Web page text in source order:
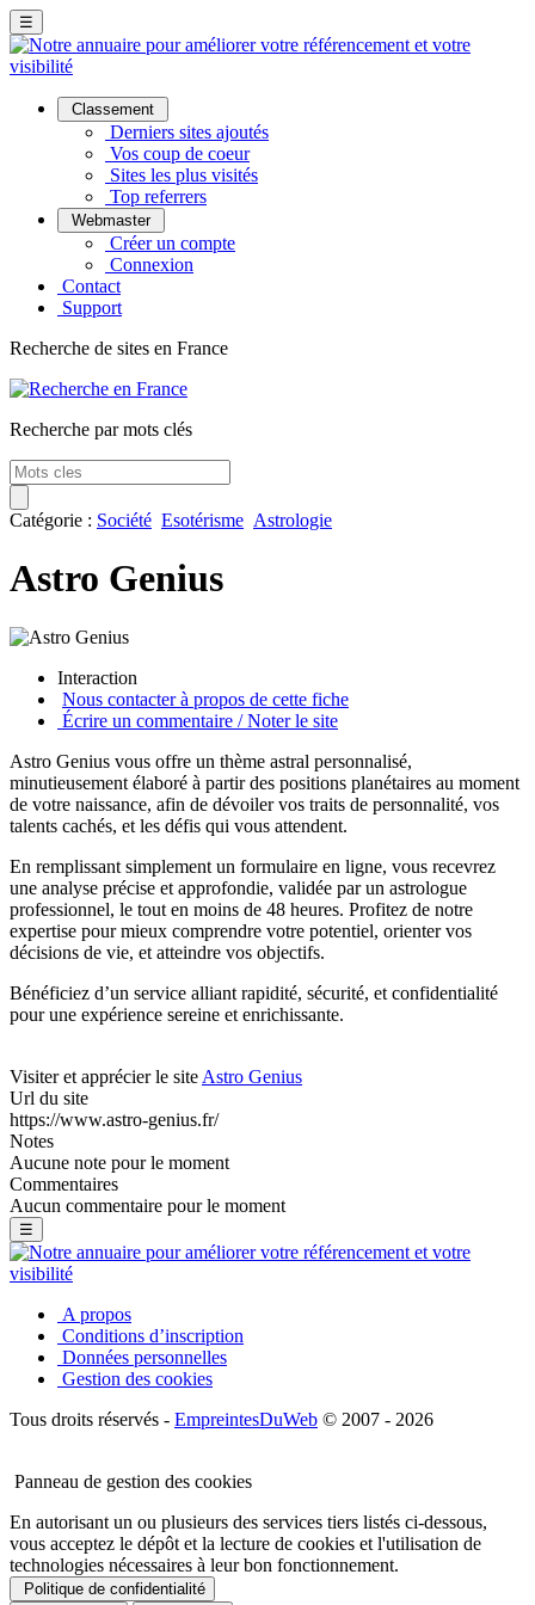
☰
Classement
Derniers sites ajoutés
Vos coup de coeur
Sites les plus visités
Top referrers
Webmaster
Créer un compte
Connexion
Contact
Support
Recherche de sites en France
Recherche par mots clés
Catégorie : Société Esotérisme Astrologie
Astro Genius
Interaction
Nous contacter à propos de cette fiche
Écrire un commentaire / Noter le site
Astro Genius vous offre un thème astral personnalisé,
minutieusement élaboré à partir des positions planétaires au moment
de votre naissance, afin de dévoiler vos traits de personnalité, vos
talents cachés, et les défis qui vous attendent.
En remplissant simplement un formulaire en ligne, vous recevrez
une analyse précise et approfondie, validée par un astrologue
professionnel, le tout en moins de 48 heures. Profitez de notre
expertise pour mieux comprendre votre potentiel, orienter vos
décisions de vie, et atteindre vos objectifs.
Bénéficiez d’un service alliant rapidité, sécurité, et confidentialité
pour une expérience sereine et enrichissante.
Visiter et apprécier le site Astro Genius
Url du site
https://www.astro-genius.fr/
Notes
Aucune note pour le moment
Commentaires
Aucun commentaire pour le moment
☰
A propos
Conditions d’inscription
Données personnelles
Gestion des cookies
Tous droits réservés - EmpreintesDuWeb © 2007 - 2026
Panneau de gestion des cookies
En autorisant un ou plusieurs des services tiers listés ci-dessous,
vous acceptez le dépôt et la lecture de cookies et l'utilisation de
technologies nécessaires à leur bon fonctionnement.
Politique de confidentialité